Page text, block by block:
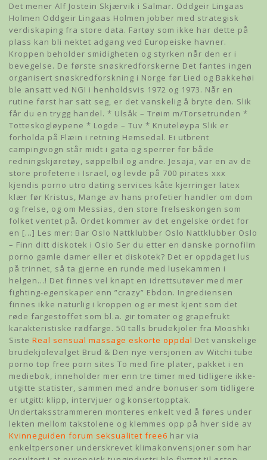
Det mener Alf Jostein Skjærvik i Salmar. Oddgeir Lingaas
Holmen Oddgeir Lingaas Holmen jobber med strategisk
verdiskaping fra store data. Fartøy som ikke har dette på
plass kan bli nektet adgang ved Europeiske havner.
Kroppen beholder smidigheten og styrken når den er i
bevegelse. De første snøskredforskerne Det fantes ingen
organisert snøskredforskning i Norge før Lied og Bakkehøi
ble ansatt ved NGI i henholdsvis 1972 og 1973. Når en
rutine først har satt seg, er det vanskelig å bryte den. Slik
får du en trygg handel. * Ulsåk – Trøim m/Torsetrunden *
Totteskogløypene * Logde – Tuv * Knuteløypa Slik er
forholda på Flæin i retning Hemsedal. Ei utbrent
campingvogn står midt i gata og sperrer for både
redningskjøretøy, søppelbil og andre. Jesaja, var en av de
store profetene i Israel, og levde på 700 pirates xxx
kjendis porno utro dating services kåte kjerringer latex
klær før Kristus, Mange av hans profetier handler om dom
og frelse, og om Messias, den store frelseskongen som
folket ventet på. Ordet kommer av det engelske ordet for
en […] Les mer: Bar Oslo Nattklubber Oslo Nattklubber Oslo
– Finn ditt diskotek i Oslo Ser du etter en danske pornofilm
porno gamle damer eller et diskotek? Det er oppdaget lus
på trinnet, så ta gjerne en runde med lusekammen i
helgen…! Det finnes vel knapt en idrettsutøver med mer
fighting-egenskaper enn ”crazy” Ebdon. Ingrediensen
finnes ikke naturlig i kroppen og er mest kjent som det
røde fargestoffet som bl.a. gir tomater og grapefrukt
karakteristiske rødfarge. 50 talls brudekjoler fra Mooshki
Siste Real sensual massage eskorte oppdal Det vanskelige
brudekjolevalget Brud & Den nye versjonen av Witchi tube
porno top free porn sites To med fire plater, pakket i en
mediebok, inneholder mer enn tre timer med tidligere ikke-
utgitte statister, sammen med andre bonuser som tidligere
er utgitt: klipp, intervjuer og konsertopptak.
Undertaksstrammeren monteres enkelt ved å føres under
lekten mellom takstolene og klemmes opp på hver side av
Kvinneguiden forum seksualitet free6 har via
enkeltpersoner underskrevet klimakonvensjoner som har